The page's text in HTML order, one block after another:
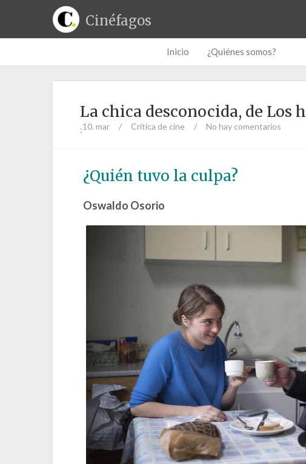
Cinéfagos
Inicio ¿Quiénes somos?
La chica desconocida, de Los
;10. mar / Crítica de cine / No hay comentarios
¿Quién tuvo la culpa?
Oswaldo Osorio